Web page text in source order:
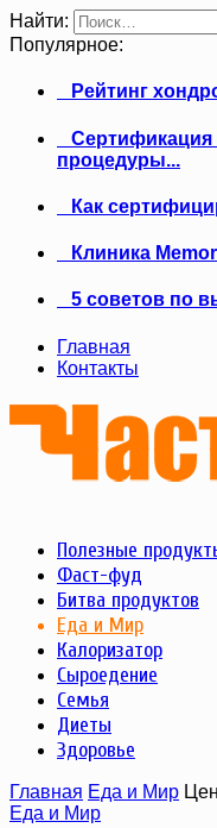
Найти:
Популярное:
Рейтинг
Сертификация
процедуры...
Как
Клиника
5 советов по
Главная
Контакты
Полезные
Фаст-фуд
Битва продуктов
Еда и Мир
Калоризатор
Сыроедение
Семья
Диеты
Здоровье
Главная Еда и Мир
Еда и Мир